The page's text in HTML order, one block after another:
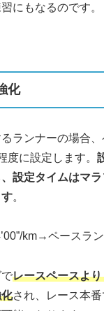
にもなるのです。
化
ランナーの場合
度に設定します。
設定タイムはマ
。
km→ペースラン
レースペースよ
され、レース本